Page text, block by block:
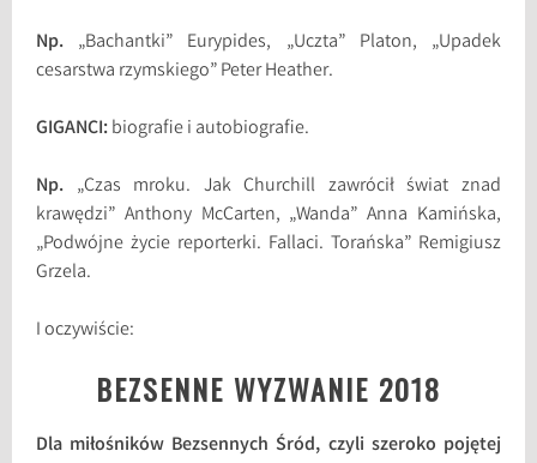
Np. „Bachantki” Eurypides, „Uczta” Platon, „Upadek
cesarstwa rzymskiego” Peter Heather.
GIGANCI:biografie i autobiografie.
Np. „Czas mroku. Jak Churchill zawrócił świat znad
krawędzi” Anthony McCarten, „Wanda” Anna Kamińska,
„Podwójne życie reporterki. Fallaci. Torańska” Remigiusz
Grzela.
I oczywiście:
BEZSENNE WYZWANIE 2018
Dla miłośników Bezsennych Śród, czyli szeroko pojętej